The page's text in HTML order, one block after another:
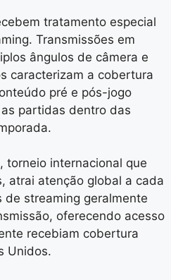
tratamento especial
Transmissões em
ângulos de câmera e
caracterizam a cobertura
pré e pós-jogo
partidas dentro das
torneio internacional que
atrai atenção global a cada
de streaming geralmente
oferecendo acesso
recebiam cobertura
Unidos.